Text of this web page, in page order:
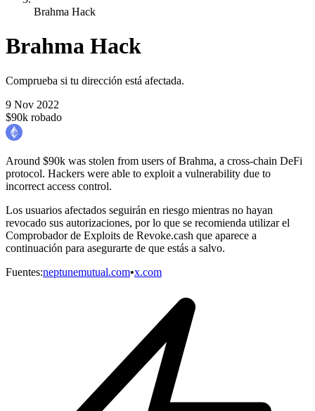
Brahma Hack
Brahma Hack
Comprueba si tu dirección está afectada.
9 Nov 2022
$90k robado
Around $90k was stolen from users of Brahma, a cross-chain DeFi
protocol. Hackers were able to exploit a vulnerability due to
incorrect access control.
Los usuarios afectados seguirán en riesgo mientras no hayan
revocado sus autorizaciones, por lo que se recomienda utilizar el
Comprobador de Exploits de Revoke.cash que aparece a
continuación para asegurarte de que estás a salvo.
Fuentes:neptunemutual.com•x.com